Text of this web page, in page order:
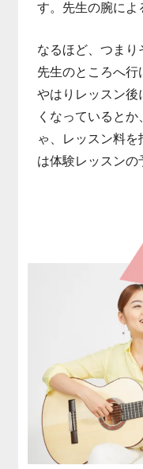
す。先生の腕によ
なるほど、つまり
先生のところへ行
やはりレッスン後
くなっていると
ゃ、レッスン料
は体験レッスンの